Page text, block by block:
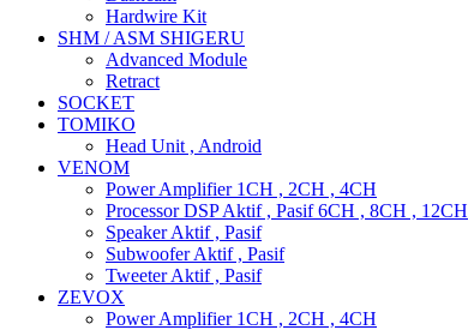
Hardwire Kit
SHM / ASM SHIGERU
Advanced Module
Retract
SOCKET
TOMIKO
Head Unit , Android
VENOM
Power Amplifier 1CH , 2CH , 4CH
Processor DSP Aktif , Pasif 6CH , 8CH , 12CH
Speaker Aktif , Pasif
Subwoofer Aktif , Pasif
Tweeter Aktif , Pasif
ZEVOX
Power Amplifier 1CH , 2CH , 4CH